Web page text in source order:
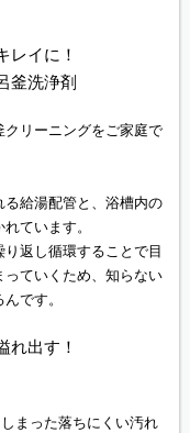
レイに！
釜洗浄剤
リーニングをご家庭で
給湯配管と、浴槽内の
ています。
返し循環することで目
ていくため、知らない
です。
れ出す！
まった落ちにくい汚れ